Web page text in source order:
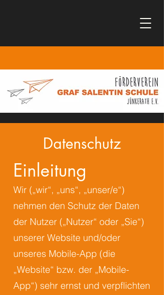
Datenschutz
Einleitung
Wir („wir“, „uns“, „unser/e“)
nehmen den Schutz der Daten
der Nutzer („Nutzer“ oder „Sie“)
unserer Website und/oder
unseres Mobile-App (die
„Website“ bzw. der „Mobile-
App“) sehr ernst und verpflichten